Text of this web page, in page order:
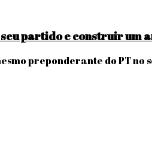
partido e construir um
preponderante do PT no